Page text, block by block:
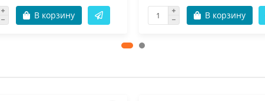
В корзину В корзину